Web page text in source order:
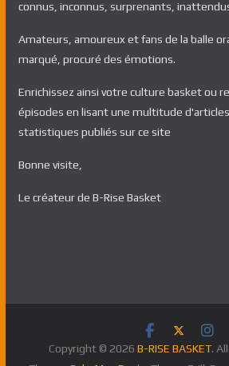
connus, inconnus, surprenants,
Amateurs, amoureux et fans de la balle
marqué, procuré des émotions.
Enrichissez ainsi votre culture basket ou
épisodes en lisant une multitude
statistiques publiés sur ce site
Bonne visite,
Le créateur de B-Rise Basket
Copyright © 2026 B-RISE BASKET.